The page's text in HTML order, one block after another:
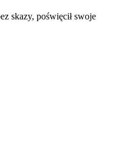
skazy, poświęcił swoje